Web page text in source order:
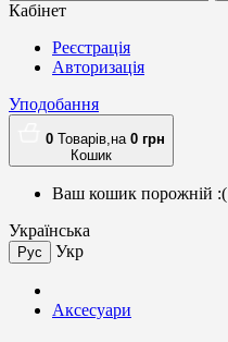
Кабінет
Реєстрація
Авторизація
Уподобання
0 Товарів,на 0 грн
Кошик
Ваш кошик порожній :(
Українська
Рус Укр
Аксесуари